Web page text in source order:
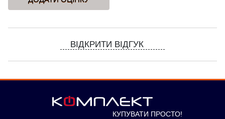
ВІДКРИТИ ВІДГУК
КУПУВАТИ ПРОСТО!